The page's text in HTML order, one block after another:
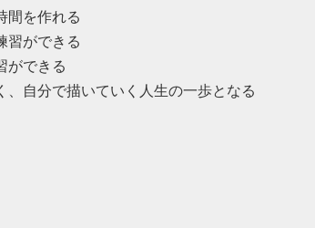
間を作れる
習ができる
ができる
自分で描いていく人生の一歩となる